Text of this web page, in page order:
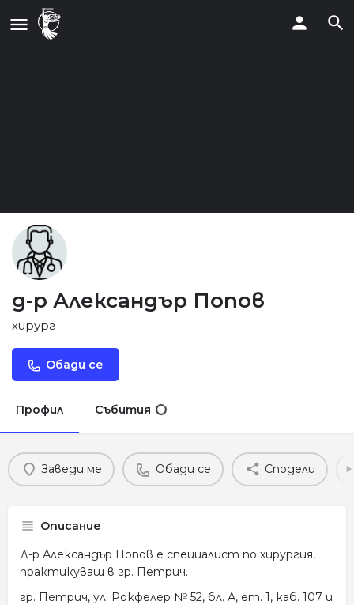
д-р Александър Попов
хирург
Обади се
Профил Събития
Заведи ме Обади се Сподели
Описание
Д-р Александър Попов е специалист по хирургия,
практикуващ в гр. Петрич.
гр. Петрич, ул. Рокфелер № 52, бл. А, ет. 1, каб. 107 и